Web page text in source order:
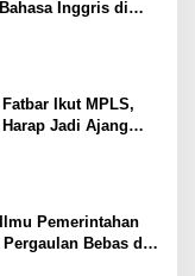
Inggris di
Ikut MPLS,
Jadi Ajang
Pemerintahan
Bebas di